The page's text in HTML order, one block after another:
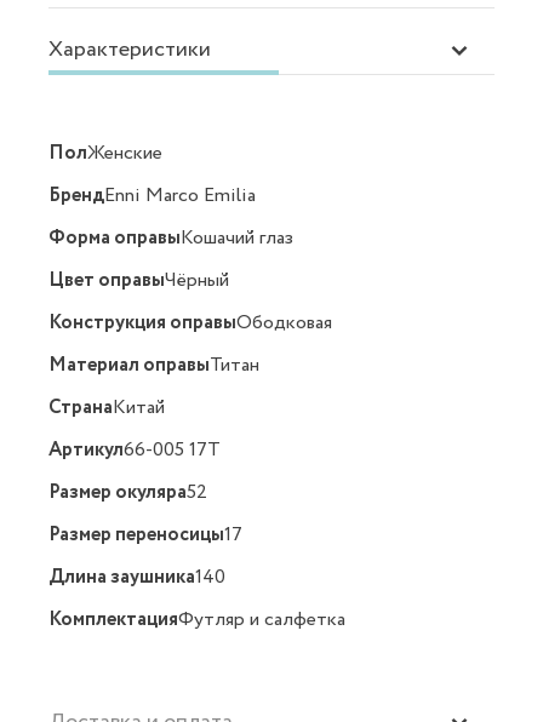
Характеристики
ПолЖенские
БрендEnni Marco Emilia
Форма оправыКошачий глаз
Цвет оправыЧёрный
Конструкция оправыОбодковая
Материал оправыТитан
СтранаКитай
Артикул66-005 17T
Размер окуляра52
Размер переносицы17
Длина заушника140
КомплектацияФутляр и салфетка